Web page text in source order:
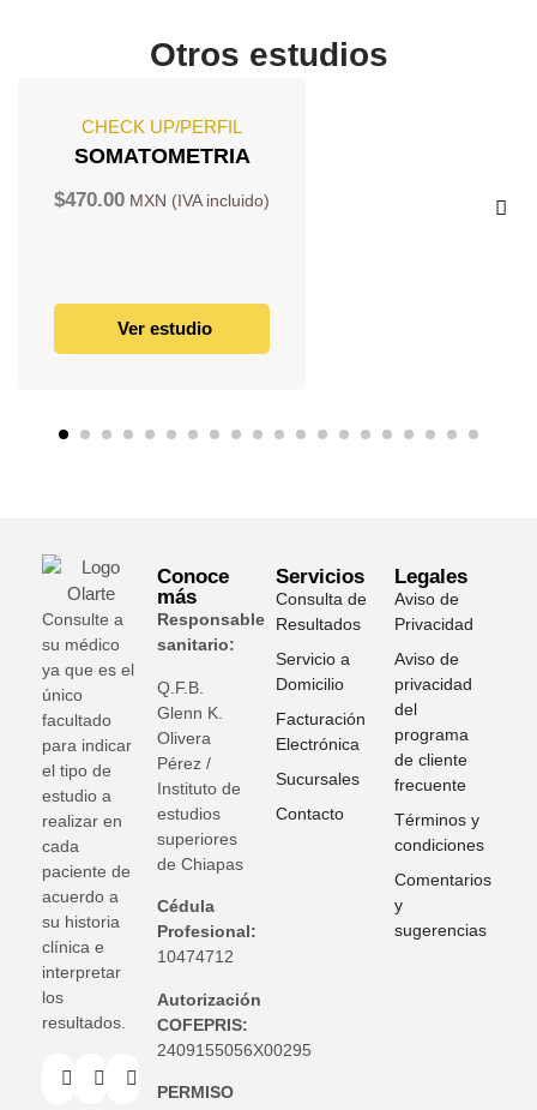
Otros estudios
CHECK UP/PERFIL
SOMATOMETRIA
$470.00
Ver estudio
Consulte a
su médico
ya que es el
único
facultado
para indicar
el tipo de
estudio a
realizar en
cada
paciente de
acuerdo a
su historia
clínica e
interpretar
los
resultados.
Conoce
más
Responsable
sanitario:
Q.F.B.
Glenn K
Olivera
Pérez /
Instituto de
estudios
superiores
de Chiapas
Cédula
Profesional:
10474712
Autorización
COFEPRIS:
2409155056X00295
PERMISO
Servicios
Consulta de
Resultados
Servicio a
Domicilio
Facturación
Electrónica
Sucursales
Contacto
Legales
Aviso de
Privacidad
Aviso de
privacidad
del
programa
de cliente
frecuente
Términos y
condiciones
Comentarios
y
sugerencias